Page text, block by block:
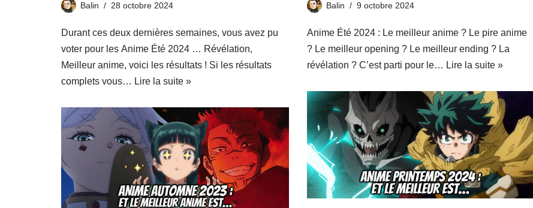
Balin 28 octobre 2024
Durant ces deux dernières semaines, vous avez pu
voter pour les Anime Été 2024 … Révélation,
Meilleur anime, voici les résultats ! Si les résultats
complets vous… Lire la suite »
Balin 9 octobre 2024
Anime Été 2024 : Le meilleur anime ? Le pire anime
? Le meilleur opening ? Le meilleur ending ? La
révélation ? C’est parti pour le… Lire la suite »